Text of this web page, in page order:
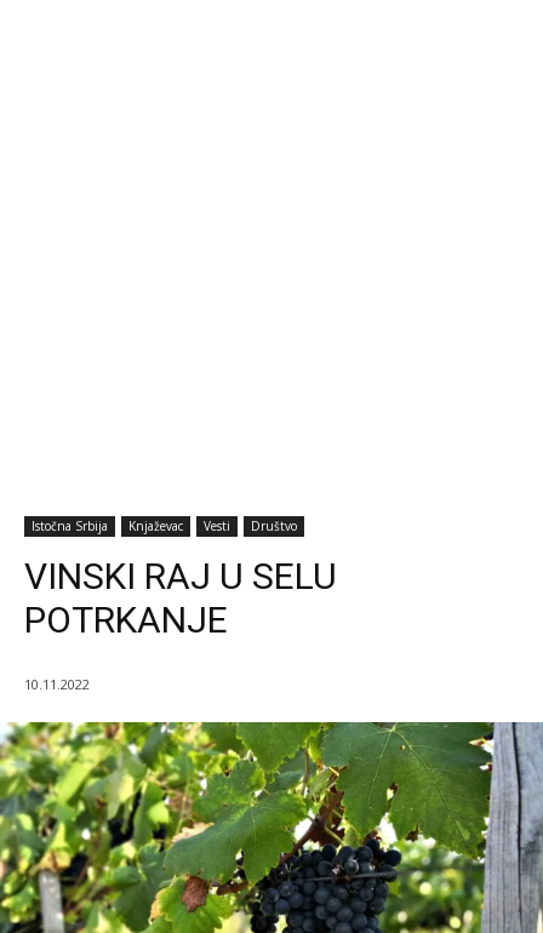
Istočna Srbija Knjaževac Vesti Društvo
VINSKI RAJ U SELU
POTRKANJE
10.11.2022